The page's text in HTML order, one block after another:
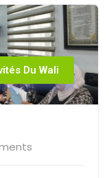
Du Wali